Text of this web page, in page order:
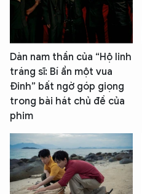
Dàn nam thần của “Hộ linh
tráng sĩ: Bí ẩn một vua
Đinh” bất ngờ góp giọng
trong bài hát chủ đề của
phim
5 điểm nghẽn của Hà Nội